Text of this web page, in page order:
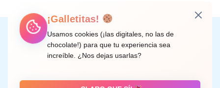
Instagram
Facebook
X LinkedIn
Correo electrónico
C/ Doctor Rodríguez de la Fuente, 8 València
¡Galletitas!
Usamos cookies (¡las digitales, no las de
chocolate!) para que tu experiencia sea
increíble. ¿Nos dejas usarlas?